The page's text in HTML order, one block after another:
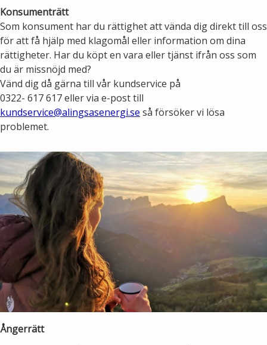
Elmarknaden
Våra avtalsvillkor
Sälj ditt överskott
Ny elanslutning
Tillfällig anslutning/byggskåp
Ändra anslutning
Ansluta egen elproduktion
Manuell frånkoppling
Värmepriser och avtalsvillkor
Din fjärrvärmecentral
Anslut dig till fjärrvärme
Byggvärme
Fiber
Alingsås fibernät
Anslut dig till fiber
Ladda elbil
Felanmälan
Felanmälan
Driftstörningar
Varför blir det strömavbrott?
Bra att ha hemma vid ett strömavbrott
Flyttanmälan
Kundservice
Öppettider
Ska du gräva?
Ska du bygga eller riva?
Om oss
Kontakta oss
Konsumenträtt
Som konsument har du rättighet att vända dig direkt till oss
för att få hjälp med klagomål eller information om dina
rättigheter. Har du köpt en vara eller tjänst ifrån oss som
du är missnöjd med?
Vänd dig då gärna till vår kundservice på
0322- 617 617 eller via e-post till
kundservice@alingsasenergi.se så försöker vi lösa
problemet.
Ångerrätt